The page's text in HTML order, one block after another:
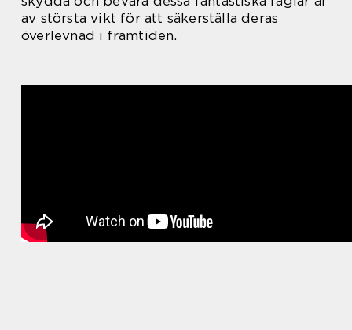
av största vikt för att säkerställa deras
överlevnad i framtiden.